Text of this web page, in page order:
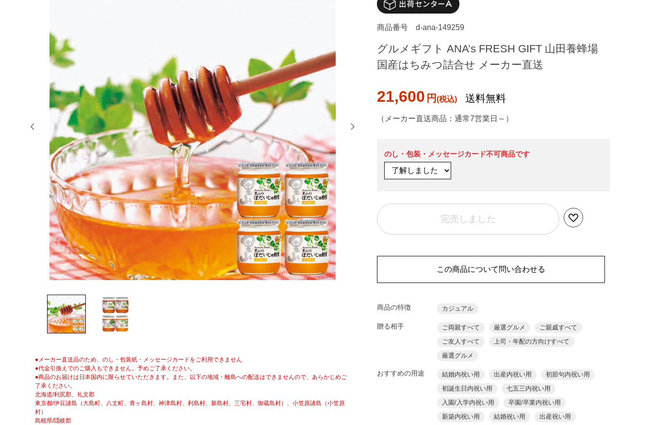
●メーカー直送品のため、のし・包装紙・メッセージカードをご利用できません
●代金引換えでのご購入もできません。予めご了承ください。
●商品のお届けは日本国内に限らせていただきます。また、以下の地域・離島への配送はできませんので、あらかじめご
了承ください。
北海道/利尻郡、礼文郡
東京都/伊豆諸島（大島町、八丈町、青ヶ島村、神津島村、利島村、新島村、三宅村、御蔵島村）、小笠原諸島（小笠原
村）
島根県/隠岐郡
商品番号 d-ana-149259
グルメギフト ANA’s FRESH GIFT 山田養蜂場
国産はちみつ詰合せ メーカー直送
21,600 円 送料無料
（メーカー直送商品：通常7営業日～）
のし・包装・メッセージカード不可商品です
完売しました
この商品について問い合わせる
商品の特徴 カジュアル
贈る相手 ご両親すべて 厳選グルメ
ご親戚すべて
ご友人すべて
上司・年配の方向けすべて
厳選グルメ
おすすめの用途 結婚内祝い用 出産内祝い用
初節句内祝い用
初誕生日内祝い用
七五三内祝い用
入園/入学内祝い用
卒園/卒業内祝い用
新築内祝い用
結婚祝い用
出産祝い用